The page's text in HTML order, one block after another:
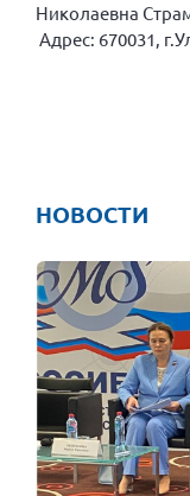
Николаевна
Адрес: 670031,
НОВОСТИ